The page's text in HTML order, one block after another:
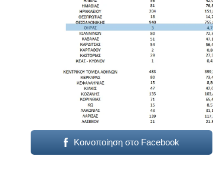
Κοινοποίηση στο Facebook